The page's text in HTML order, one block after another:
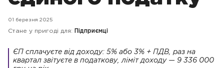
01 березня 2025
Стане у пригоді для: Підприємці
ЄП сплачуєте від доходу: 5% або 3% + ПДВ, раз на
квартал звітуєте в податкову, ліміт доходу — 9 336 000